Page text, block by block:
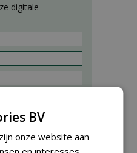
digitale
BV
onze website aan